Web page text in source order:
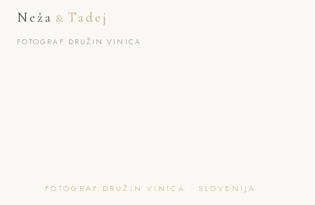
Neža & Tadej
FOTOGRAF DRUŽIN VINICA
FOTOGRAF DRUŽIN VINICA · SLOVENIJA